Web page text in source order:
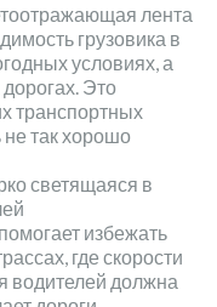
лента
грузовика в
условиях, а
Это
транспортных
не так хорошо
светящаяся в
избежать
где скорости
водителей должна